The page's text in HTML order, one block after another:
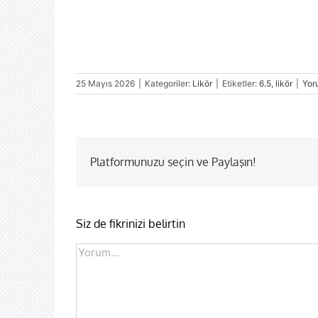
25 Mayıs 2026 Kategoriler: Likör Etiketler: 6.5, likör
Platformunuzu seçin ve Paylaşın!
Siz de fikrinizi belirtin
Comment